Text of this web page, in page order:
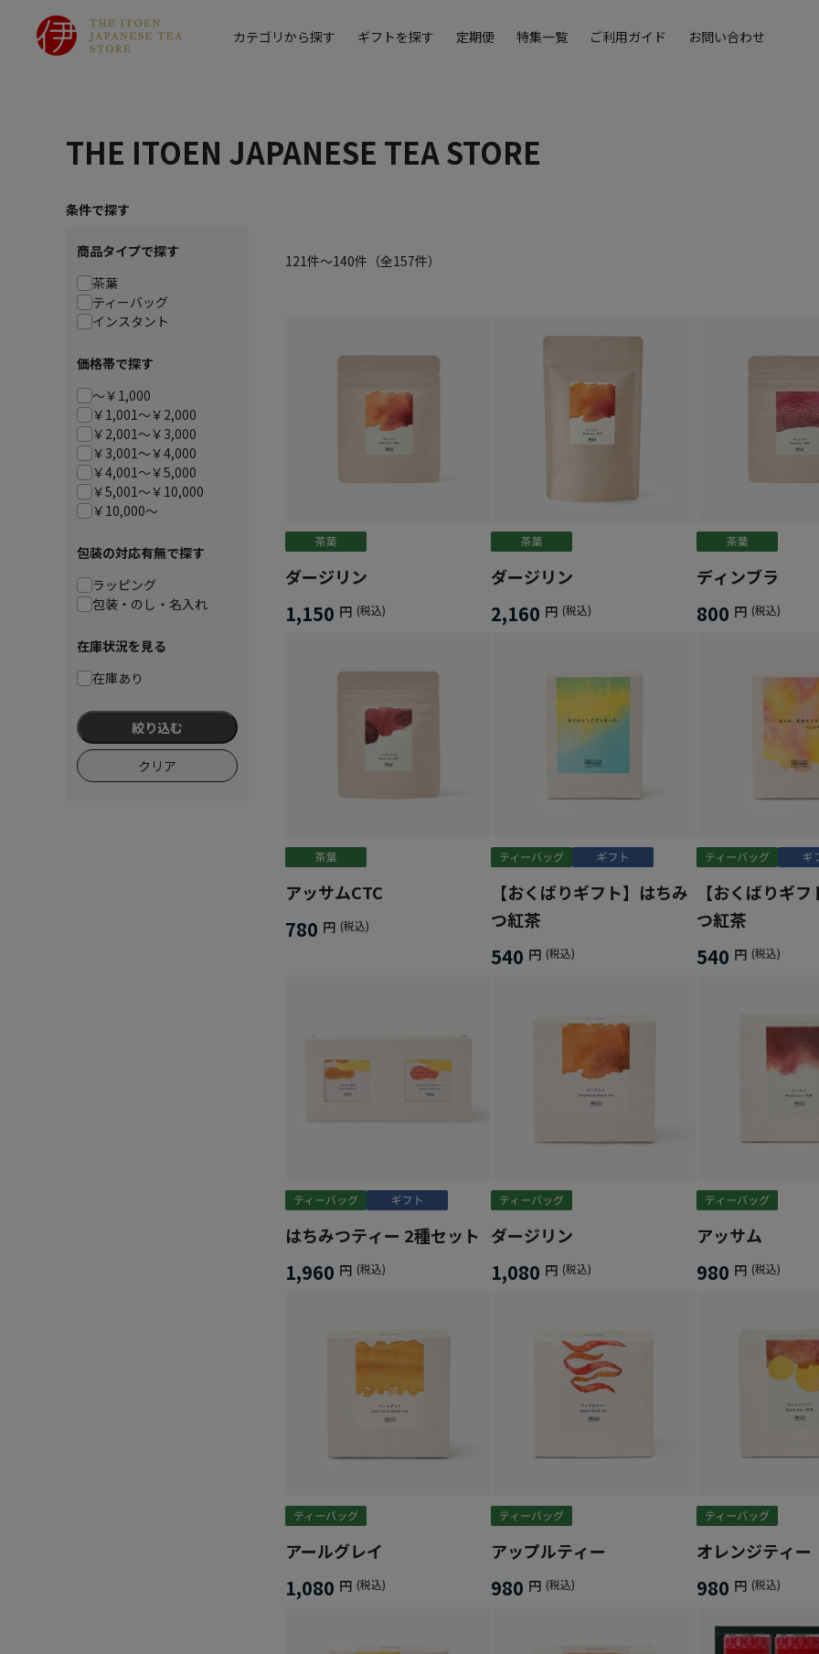
カテゴリから探す ギフトを探す 定期便 特集一覧 ご利用ガイド お問い合わせ
THE ITOEN JAPANESE TEA STORE
条件で探す
商品タイプで探す
茶葉
ティーバッグ
インスタント
価格帯で探す
～￥1,000
￥1,001～￥2,000
￥2,001～￥3,000
￥3,001～￥4,000
￥4,001～￥5,000
￥5,001～￥10,000
￥10,000～
包装の対応有無で探す
ラッピング
包装・のし・名入れ
在庫状況を見る
在庫あり
絞り込む
クリア
121件～140件 （全157件）
ダージリン
1,150 円 (税込)
ダージリン
2,160 円 (税込)
ディンブラ
800 円 (税込)
アッサムCTC
780 円 (税込)
【おくばりギフト】はちみ
つ紅茶
540 円 (税込)
【おくばりギ
つ紅茶
540 円 (税込)
はちみつティー 2種セット
1,960 円 (税込)
ダージリン
1,080 円 (税込)
アッサム
980 円 (税込)
アールグレイ
1,080 円 (税込)
アップルティー
980 円 (税込)
オレンジティー
980 円 (税込)